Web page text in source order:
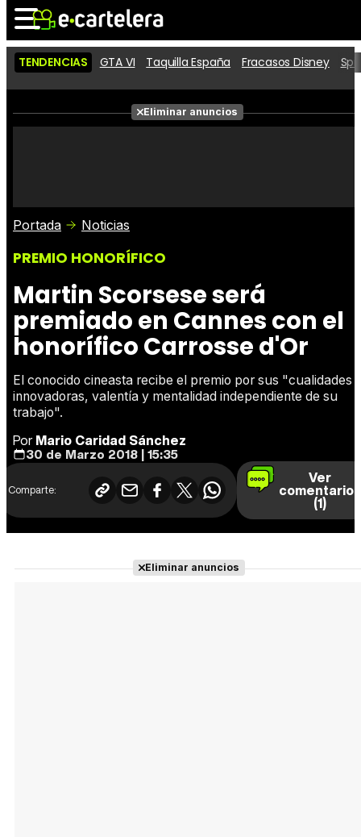
Noticias Cartelera
Películas
Críticas
TENDENCIAS GTA VI Taquilla España Fracasos Disney
Eliminar anuncios
Portada Noticias
PREMIO HONORÍFICO
Martin Scorsese será
premiado en Cannes con el
honorífico Carrosse d'Or
El conocido cineasta recibe el premio por sus "cualidades
innovadoras, valentía y mentalidad independiente de su
trabajo".
PorMario Caridad Sánchez
30 de Marzo 2018 | 15:35
Comparte:
Ver
comentarios
(1)
Eliminar anuncios